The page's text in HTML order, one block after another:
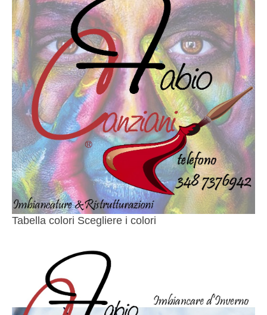
Tabella colori Scegliere i colori